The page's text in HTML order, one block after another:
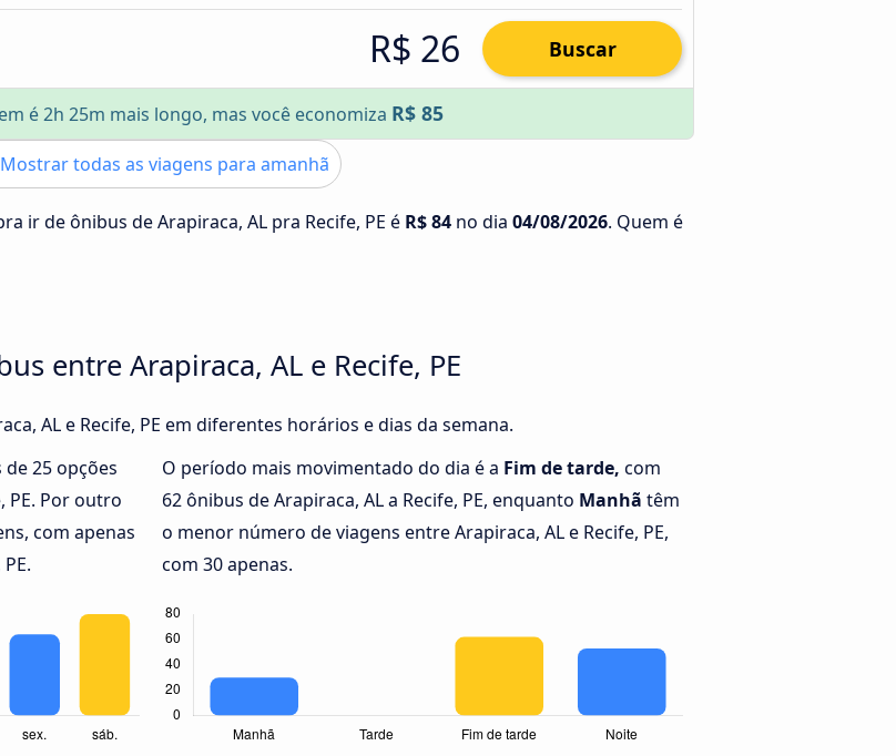
R$ 26 Buscar
é 2h 25m mais longo, mas você economiza R$ 85
Mostrar todas as viagens para amanhã
ir de ônibus de Arapiraca, AL pra Recife, PE é R$ 84 no dia 04/08/2026. Quem é
entre Arapiraca, AL e Recife, PE
AL e Recife, PE em diferentes horários e dias da semana.
de 25 opções
PE. Por outro
com apenas
O período mais movimentado do dia é a Fim de tarde, com
62 ônibus de Arapiraca, AL a Recife, PE, enquanto Manhã têm
o menor número de viagens entre Arapiraca, AL e Recife, PE,
com 30 apenas.